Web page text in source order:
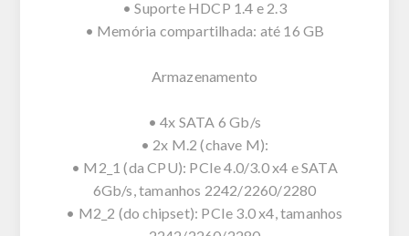
• Suporte HDCP 1.4 e 2.3
• Memória compartilhada: até 16 GB
Armazenamento
• 4x SATA 6 Gb/s
• 2x M.2 (chave M):
• M2_1 (da CPU): PCIe 4.0/3.0 x4 e SATA
6Gb/s, tamanhos 2242/2260/2280
• M2_2 (do chipset): PCIe 3.0 x4, tamanhos